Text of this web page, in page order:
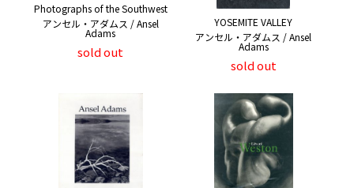
Photographs of the Southwest
アンセル・アダムス / Ansel
Adams
sold out
YOSEMITE VALLEY
アンセル・アダムス / Ansel
Adams
sold out